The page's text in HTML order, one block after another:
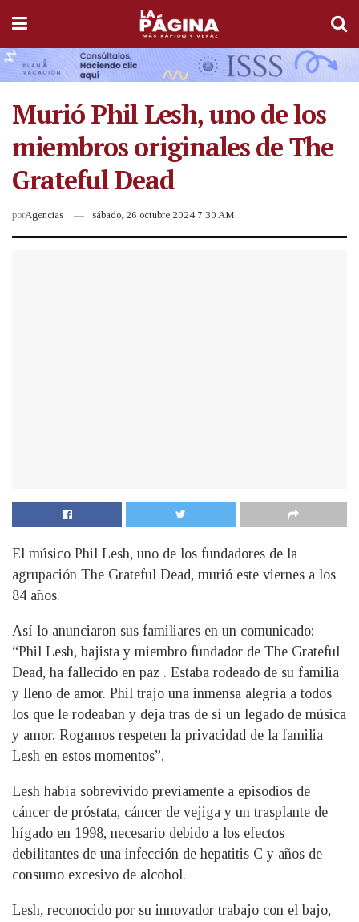
Murió Phil Lesh, uno de los
miembros originales de The
Grateful Dead
porAgencias sábado, 26 octubre 2024 7:30 AM
El músico Phil Lesh, uno de los fundadores de la
agrupación The Grateful Dead, murió este viernes a los
84 años.
Así lo anunciaron sus familiares en un comunicado:
“Phil Lesh, bajista y miembro fundador de The Grateful
Dead, ha fallecido en paz . Estaba rodeado de su familia
y lleno de amor. Phil trajo una inmensa alegría a todos
los que le rodeaban y deja tras de sí un legado de música
y amor. Rogamos respeten la privacidad de la familia
Lesh en estos momentos”.
Lesh había sobrevivido previamente a episodios de
cáncer de próstata, cáncer de vejiga y un trasplante de
hígado en 1998, necesario debido a los efectos
debilitantes de una infección de hepatitis C y años de
consumo excesivo de alcohol.
Lesh, reconocido por su innovador trabajo con el bajo,